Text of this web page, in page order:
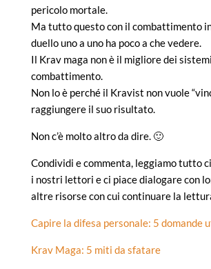
pericolo mortale.
Ma tutto questo con il combattimento
duello uno a uno ha poco a che vedere.
Il Krav maga non è il migliore dei
combattimento.
Non lo è perché il Kravist non vuole
raggiungere il suo risultato.
Non c’è molto altro da dire. 🙂
Condividi e commenta, leggiamo tutto
i nostri lettori e ci piace dialogare con
altre risorse con cui continuare la
Capire la difesa personale: 5 domande
Krav Maga: 5 miti da sfatare